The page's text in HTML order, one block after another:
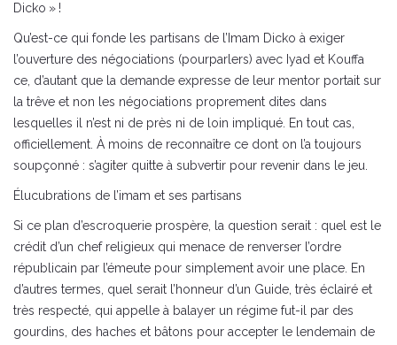
Dicko » !
Qu’est-ce qui fonde les partisans de l’Imam Dicko à exiger
l’ouverture des négociations (pourparlers) avec Iyad et Kouffa
ce, d’autant que la demande expresse de leur mentor portait sur
la trêve et non les négociations proprement dites dans
lesquelles il n’est ni de près ni de loin impliqué. En tout cas,
officiellement. À moins de reconnaître ce dont on l’a toujours
soupçonné : s’agiter quitte à subvertir pour revenir dans le jeu.
Élucubrations de l’imam et ses partisans
Si ce plan d’escroquerie prospère, la question serait : quel est le
crédit d’un chef religieux qui menace de renverser l’ordre
républicain par l’émeute pour simplement avoir une place. En
d’autres termes, quel serait l’honneur d’un Guide, très éclairé et
très respecté, qui appelle à balayer un régime fut-il par des
gourdins, des haches et bâtons pour accepter le lendemain de